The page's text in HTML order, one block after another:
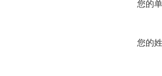
您的
您的